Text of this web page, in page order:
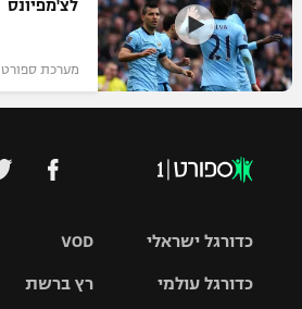
לצ'מפיונס
מערכת ספורט 1 | לפני 11 שנים
VOD
רץ ברשת
כדורגל ישראלי
כדורגל עולמי